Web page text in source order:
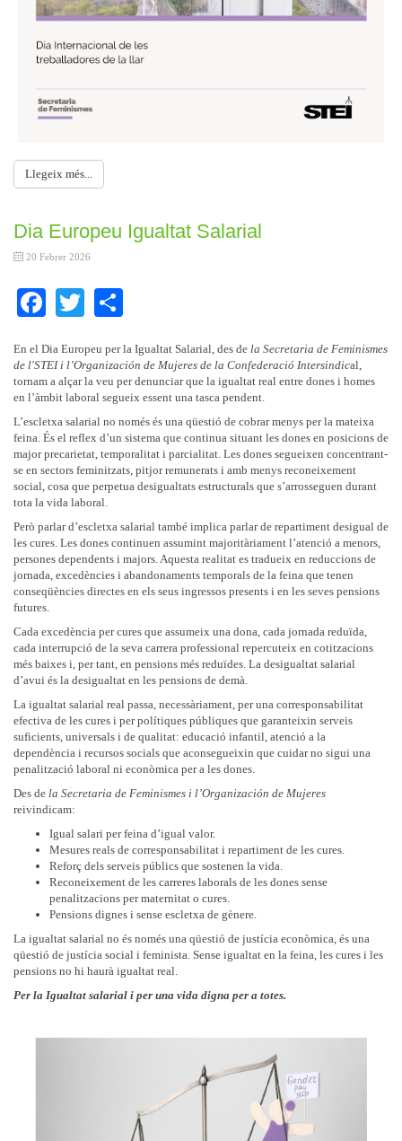
Llegeix més...
Dia Europeu Igualtat Salarial
20 Febrer 2026
Facebook
Twitter
En el Dia Europeu per la Igualtat Salarial, des de la Secretaria de Feminismes
de l'STEI i l’Organización de Mujeres de la Confederació Intersindical,
tornam a alçar la veu per denunciar que la igualtat real entre dones i homes
en l’àmbit laboral segueix essent una tasca pendent.
L’escletxa salarial no només és una qüestió de cobrar menys per la mateixa
feina. És el reflex d’un sistema que continua situant les dones en posicions de
major precarietat, temporalitat i parcialitat. Les dones segueixen concentrant-
se en sectors feminitzats, pitjor remunerats i amb menys reconeixement
social, cosa que perpetua desigualtats estructurals que s’arrosseguen durant
tota la vida laboral.
Però parlar d’escletxa salarial també implica parlar de repartiment desigual de
les cures. Les dones continuen assumint majoritàriament l’atenció a menors,
persones dependents i majors. Aquesta realitat es tradueix en reduccions de
jornada, excedències i abandonaments temporals de la feina que tenen
conseqüències directes en els seus ingressos presents i en les seves pensions
futures.
Cada excedència per cures que assumeix una dona, cada jornada reduïda,
cada interrupció de la seva carrera professional repercuteix en cotitzacions
més baixes i, per tant, en pensions més reduïdes. La desigualtat salarial
d’avui és la desigualtat en les pensions de demà.
La igualtat salarial real passa, necessàriament, per una corresponsabilitat
efectiva de les cures i per polítiques públiques que garanteixin serveis
suficients, universals i de qualitat: educació infantil, atenció a la
dependència i recursos socials que aconsegueixin que cuidar no sigui una
penalització laboral ni econòmica per a les dones.
Des de la Secretaria de Feminismes i l’Organización de Mujeres
reivindicam:
Igual salari per feina d’igual valor.
Mesures reals de corresponsabilitat i repartiment de les cures.
Reforç dels serveis públics que sostenen la vida.
Reconeixement de les carreres laborals de les dones sense
penalitzacions per maternitat o cures.
Pensions dignes i sense escletxa de gènere.
La igualtat salarial no és només una qüestió de justícia econòmica, és una
qüestió de justícia social i feminista. Sense igualtat en la feina, les cures i les
pensions no hi haurà igualtat real.
Per la Igualtat salarial i per una vida digna per a totes.